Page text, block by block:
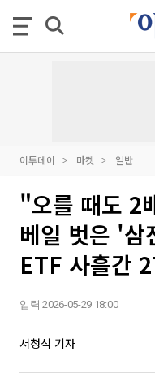
이투데이 마켓 일반
"오를 때도 2
베일 벗은 '삼
ETF 사흘간
입력 2026-05-29 18:00
서청석 기자